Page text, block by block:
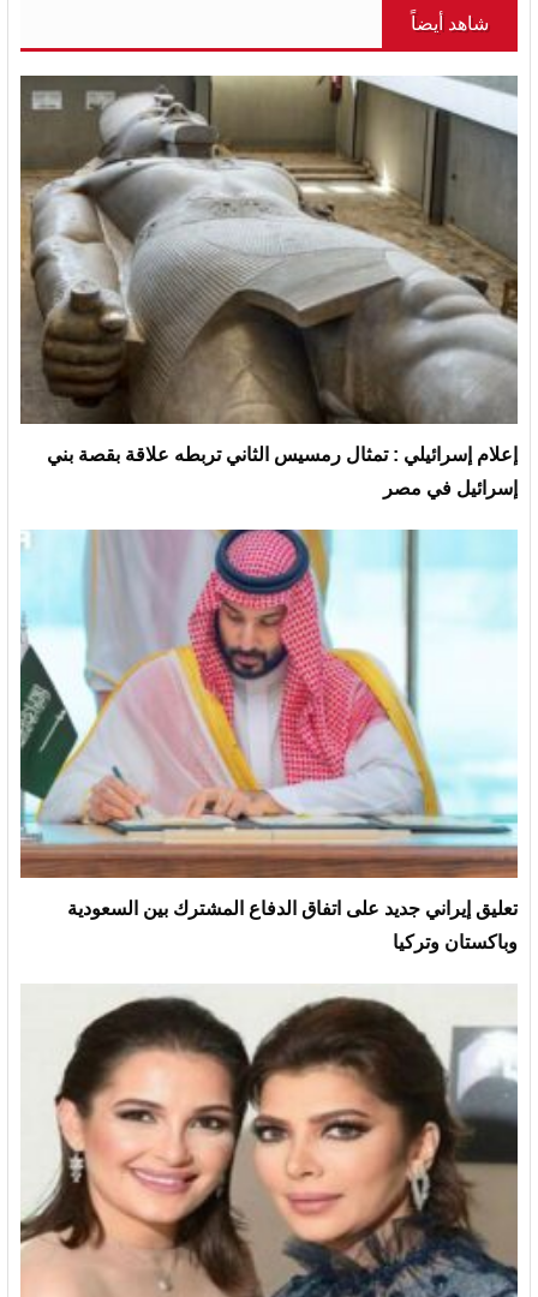
شاهد أيضاً
إعلام إسرائيلي : تمثال رمسيس الثاني تربطه علاقة بقصة بني
إسرائيل في مصر
تعليق إيراني جديد على اتفاق الدفاع المشترك بين السعودية
وباكستان وتركيا